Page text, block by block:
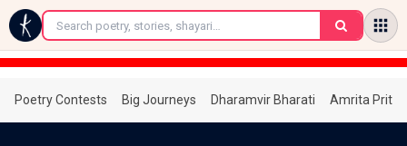
←
Poetry Contests Big Journeys Dharamvir Bharati Amrita